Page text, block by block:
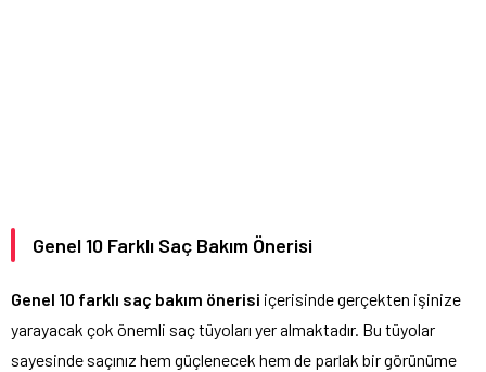
Genel 10 Farklı Saç Bakım Önerisi
Genel 10 farklı saç bakım önerisi içerisinde gerçekten işinize
yarayacak çok önemli saç tüyoları yer almaktadır. Bu tüyolar
sayesinde saçınız hem güçlenecek hem de parlak bir görünüme